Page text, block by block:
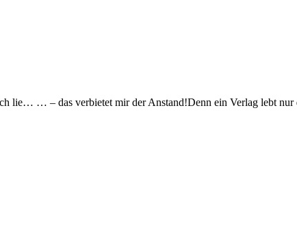
lie… … – das verbietet mir der Anstand!Denn ein Verlag lebt